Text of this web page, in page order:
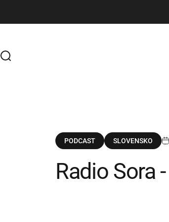
Search
PODCAST SLOVENSKO
Radio Sora-